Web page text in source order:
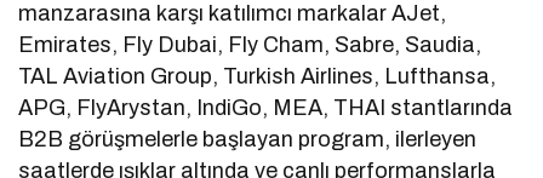
manzarasına karşı katılımcı markalar AJet,
Emirates, Fly Dubai, Fly Cham, Sabre, Saudia,
TAL Aviation Group, Turkish Airlines, Lufthansa,
APG, FlyArystan, IndiGo, MEA, THAI stantlarında
B2B görüşmelerle başlayan program, ilerleyen
saatlerde ışıklar altında ve canlı performanslarla